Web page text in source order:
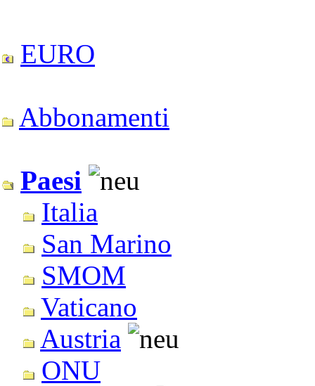
EURO
Abbonamenti
Paesi
Italia
San Marino
SMOM
Vaticano
Austria
ONU